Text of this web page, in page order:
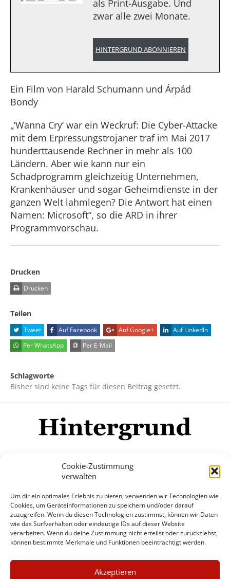
Cookie-Zustimmung
verwalten
Um dir ein optimales Erlebnis zu bieten, verwenden wir Technologien wie
Cookies, um Geräteinformationen zu speichern und/oder darauf
zuzugreifen. Wenn du diesen Technologien zustimmst, können wir Daten
wie das Surfverhalten oder eindeutige IDs auf dieser Website
verarbeiten. Wenn du deine Zustimmung nicht erteilst oder zurückziehst,
können bestimmte Merkmale und Funktionen beeinträchtigt werden.
Akzeptieren
als Print-Ausgabe. Und
zwar alle zwei Monate.
HINTERGRUND ABONNIEREN
Ein Film von Harald Schumann und Árpád
Bondy
„‘Wanna Cry‘ war ein Weckruf: Die Cyber-Attacke
mit dem Erpressungstrojaner traf im Mai 2017
hunderttausende Rechner in mehr als 100
Ländern. Aber wie kann nur ein
Schadprogramm gleichzeitig Unternehmen,
Krankenhäuser und sogar Geheimdienste in der
ganzen Welt lahmlegen? Die Antwort hat einen
Namen: Microsoft“, so die ARD in ihrer
Programmvorschau.
Drucken
Drucken
Teilen
Tweet Auf Facebook Auf Google+
Auf LinkedIn
Per WhatsApp
Per E-Mail
Schlagworte
Bisher sind keine Tags für diesen Beitrag gesetzt.
Mehr
© Copyright Hintergrund.de, 2015 - 2026
Zum Newsletter jetzt kostenlos
anmelden
×